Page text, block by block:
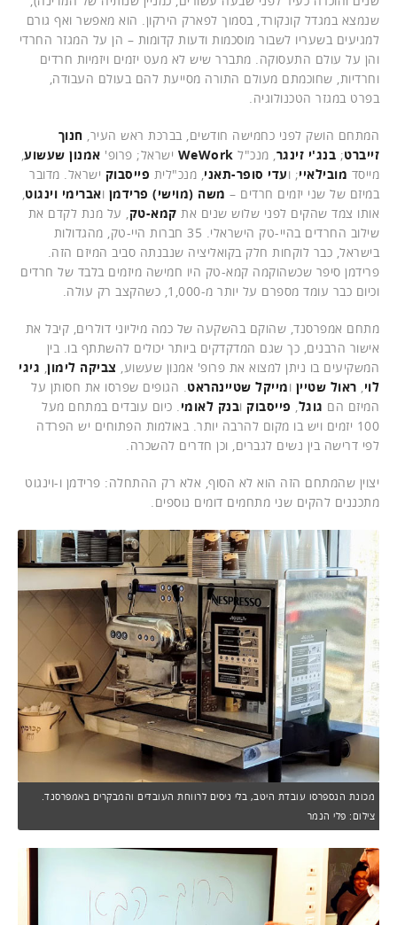
שנמצא במגדל קונקורד, בסמוך לפארק הירקון. הוא מאפשר ואף גורם
למגיעים בשעריו לשבור מוסכמות ודעות קדומות – הן על המגזר החרדי
והן על עולם התעסוקה. מתברר שיש לא מעט יזמים ויזמיות חרדים
וחרדיות, שחוכמתם מעולם התורה מסייעת להם בעולם העבודה,
בפרט במגזר הטכנולוגיה.
המתחם הושק לפני כחמישה חודשים, בברכת ראש העיר, חנוך
זייברט; בנג'י זינגר , מנכ"ל WeWork ישראל; פרופ' אמנון שעשוע
מייסד מובילאיי; ועדי סופר-תאני , מנכ"לית פייסבוק ישראל. מדובר
במיזם של שני יזמים חרדים – משה (מוישי) פרידמן ואברימי וינגוט
אותו צמד שהקים לפני שלוש שנים את קמא-טק , על מנת לקדם את
שילוב החרדים בהיי-טק הישראלי. 35 חברות היי-טק, מהגדולות
בישראל, כבר לוקחות חלק בקואליציה שנבנתה סביב המיזם הזה.
פרידמן סיפר שכשהוקמה קמא-טק היו חמישה מיזמים בלבד של חרדים
וכיום כבר עומד מספרם על יותר מ-1,000, כשהקצב רק עולה.
מתחם אמפרסנד, שהוקם בהשקעה של כמה מיליוני דולרים, קיבל את
אישור הרבנים, כך שגם המדקדקים ביותר יכולים להשתתף בו. בין
המשקיעים בו ניתן למצוא את פרופ' אמנון שעשוע, צביקה לימון גיגי
לוי ראול שטיין ומייקל שטיינהראט . הגופים שפרסו את חסותן על
המיזם הם גוגל פייסבוק ובנק לאומי . כיום עובדים במתחם מעל
100 יזמים ויש בו מקום להרבה יותר. באולמות הפתוחים יש הפרדה
לפי דרישה בין נשים לגברים, וכן חדרים להשכרה.
יצוין שהמתחם הזה הוא לא הסוף, אלא רק ההתחלה: פרידמן ו-וינגוט
מתכננים להקים שני מתחמים דומים נוספים.
מכונת הנספרסו עובדת היטב, בלי ניסים לרווחת העובדים והמבקרים באמפרסנד.
צילום: פלי הנמר